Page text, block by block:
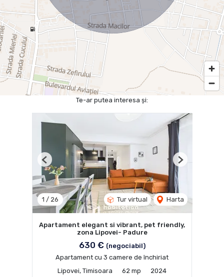
Te-ar putea interesa și:
1 / 26 Tur virtual Harta
Previous Next
Apartament elegant si vibrant, pet friendly,
zona Lipovei- Padure
630 € (negociabil)
Apartament cu 3 camere de închiriat
Lipovei, Timisoara
62 mp 2024